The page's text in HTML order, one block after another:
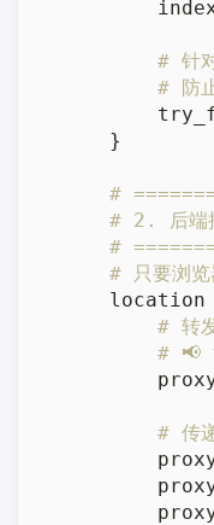
# 针
# 防
    }
#
# 2. 后端
#
# 只要浏
location
# 转
# 📢
# 传